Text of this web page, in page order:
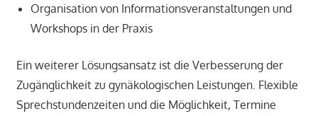
Organisation von Informationsveranstaltungen und
Workshops in der Praxis
Ein weiterer Lösungsansatz ist die Verbesserung der
Zugänglichkeit zu gynäkologischen Leistungen. Flexible
Sprechstundenzeiten und die Möglichkeit, Termine